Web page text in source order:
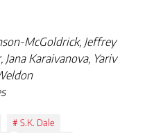
McGoldrick, Jeffrey
Jana Karaivanova, Yariv
S.K. Dale